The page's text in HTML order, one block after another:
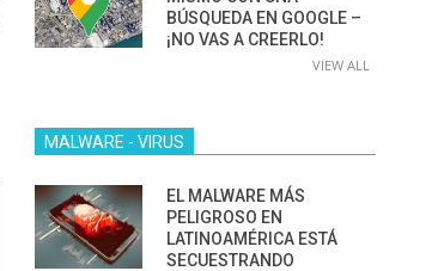
BÚSQUEDA EN GOOGLE –
¡NO VAS A CREERLO!
VIEW ALL
MALWARE - VIRUS
EL MALWARE MÁS
PELIGROSO EN
LATINOAMÉRICA ESTÁ
SECUESTRANDO